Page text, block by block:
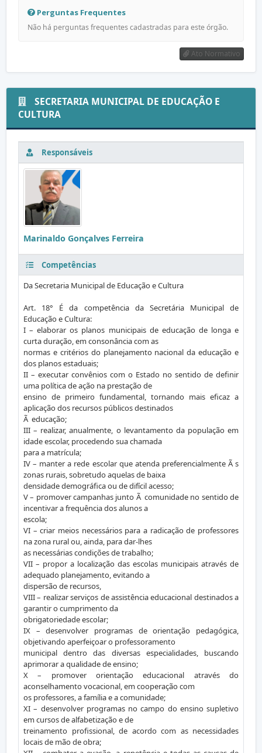
Perguntas Frequentes
Não há perguntas frequentes cadastradas para este órgão.
Ato Normativo
SECRETARIA MUNICIPAL DE EDUCAÇÃO E
CULTURA
Responsáveis
Marinaldo Gonçalves Ferreira
Competências
Da Secretaria Municipal de Educação e Cultura
Art. 18° É da competência da Secretária Municipal de
Educação e Cultura:
I – elaborar os planos municipais de educação de longa e
curta duração, em consonância com as
normas e critérios do planejamento nacional da educação e
dos planos estaduais;
II – executar convênios com o Estado no sentido de definir
uma política de ação na prestação de
ensino de primeiro fundamental, tornando mais eficaz a
aplicação dos recursos públicos destinados
Ã educação;
III – realizar, anualmente, o levantamento da população em
idade escolar, procedendo sua chamada
para a matrícula;
IV – manter a rede escolar que atenda preferencialmente Ã s
zonas rurais, sobretudo aquelas de baixa
densidade demográfica ou de difícil acesso;
V – promover campanhas junto Ã comunidade no sentido de
incentivar a frequência dos alunos a
escola;
VI – criar meios necessários para a radicação de professores
na zona rural ou, ainda, para dar-lhes
as necessárias condições de trabalho;
VII – propor a localização das escolas municipais através de
adequado planejamento, evitando a
dispersão de recursos,
VIII – realizar serviços de assistência educacional destinados a
garantir o cumprimento da
obrigatoriedade escolar;
IX – desenvolver programas de orientação pedagógica,
objetivando aperfeiçoar o professoramento
municipal dentro das diversas especialidades, buscando
aprimorar a qualidade de ensino;
X – promover orientação educacional através do
aconselhamento vocacional, em cooperação com
os professores, a família e a comunidade;
XI – desenvolver programas no campo do ensino supletivo
em cursos de alfabetização e de
treinamento profissional, de acordo com as necessidades
locais de mão de obra;